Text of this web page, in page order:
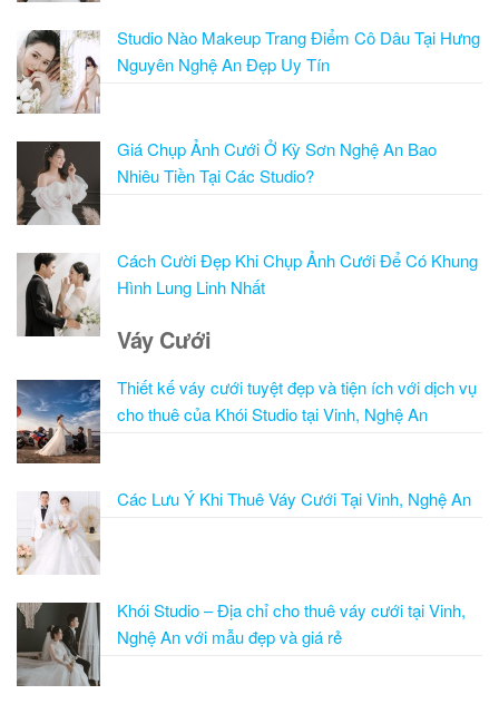
Studio Nào Makeup Trang Điểm Cô Dâu Tại Hưng
Nguyên Nghệ An Đẹp Uy Tín
Giá Chụp Ảnh Cưới Ở Kỳ Sơn Nghệ An Bao
Nhiêu Tiền Tại Các Studio?
Cách Cười Đẹp Khi Chụp Ảnh Cưới Để Có Khung
Hình Lung Linh Nhất
Váy Cưới
Thiết kế váy cưới tuyệt đẹp và tiện ích với dịch vụ
cho thuê của Khói Studio tại Vinh, Nghệ An
Các Lưu Ý Khi Thuê Váy Cưới Tại Vinh, Nghệ An
Khói Studio – Địa chỉ cho thuê váy cưới tại Vinh,
Nghệ An với mẫu đẹp và giá rẻ